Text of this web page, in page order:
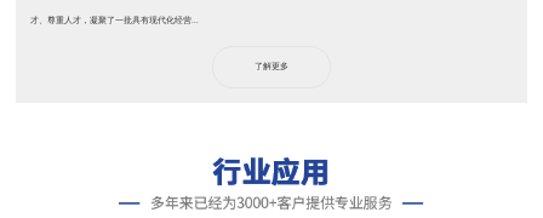
才、尊重人才，凝聚了一批具有现代化经营...
了解更多